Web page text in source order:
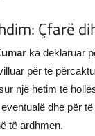
Çfarë
ka deklaruar
për të
një hetim të
dhe për
të ardhmen.